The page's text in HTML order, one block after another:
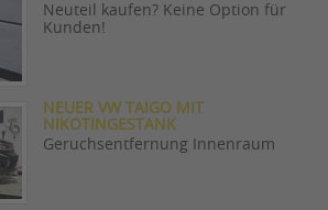
Neuteil kaufen? Keine Option für
Kunden!
NEUER VW TAIGO MIT
NIKOTINGESTANK
Geruchsentfernung Innenraum